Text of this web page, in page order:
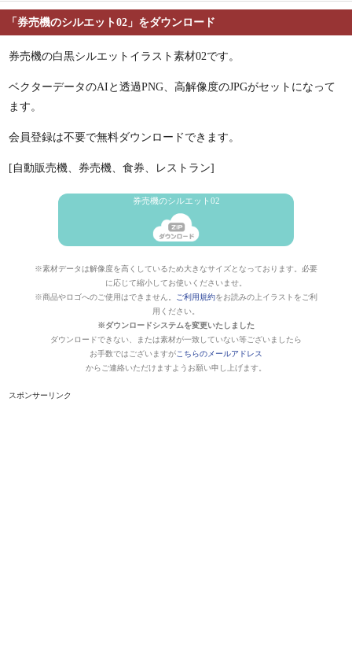
「券売機のシルエット02」をダウンロード
券売機の白黒シルエットイラスト素材02です。
ベクターデータのAIと透過PNG、高解像度のJPGがセットになって
ます。
会員登録は不要で無料ダウンロードできます。
[自動販売機、券売機、食券、レストラン]
券売機のシルエット02
※素材データは解像度を高くしているため大きなサイズとなっております。必要
に応じて縮小してお使いくださいませ。
※商品やロゴへのご使用はできません。
ご利用規約をお読みの上イラストをご利
用ください。
※ダウンロードシステムを変更いたしました
ダウンロードできない、または素材が一致していない等ございましたら
お手数ではございますがこちらのメールアドレス
からご連絡いただけますようお願い申し上げます。
スポンサーリンク